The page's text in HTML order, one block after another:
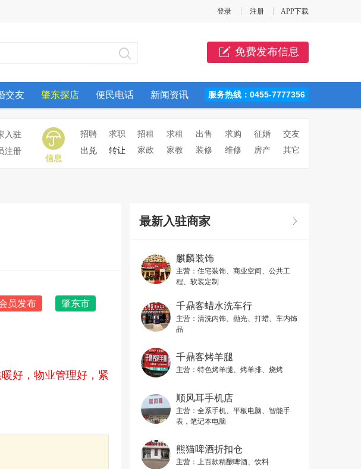
登录 注册 APP下载
免费发布信息
交友 肇东探店 便民电话 新闻资讯 服务热线：0455-7777356
入驻
注册
招聘 求职 招租 求租 出售 求购 征婚
交友
出兑
转让 家政 家教 装修 维修 房产 其它
信息
员发布 肇东市
好，物业管理好，紧
最新入驻商家
麒麟装饰
主营： 住宅装饰、商业空间、公共工
程、软装定制
千鼎客蜡水洗车行
主营： 清洗内饰、抛光、打蜡、车内饰
品
千鼎客烤羊腿
主营： 特色烤羊腿、烤羊排、烧烤
顺风耳手机店
主营： 全系手机、平板电脑、智能手
表，笔记本电脑
熊猫啤酒折扣仓
主营： 上百款精酿啤酒、饮料